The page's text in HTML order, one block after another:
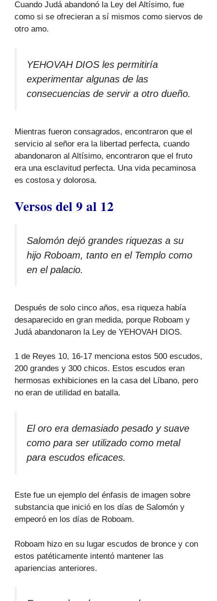
Cuando Judá abandonó la Ley del Altísimo, fue
como si se ofrecieran a sí mismos como siervos de
otro amo.
YEHOVAH DIOS les permitiría
experimentar algunas de las
consecuencias de servir a otro dueño.
Mientras fueron consagrados, encontraron que el
servicio al señor era la libertad perfecta, cuando
abandonaron al Altísimo, encontraron que el fruto
era una esclavitud perfecta. Una vida pecaminosa
es costosa y dolorosa.
Versos del 9 al 12
Salomón dejó grandes riquezas a su
hijo Roboam, tanto en el Templo como
en el palacio.
Después de solo cinco años, esa riqueza había
desaparecido en gran medida, porque Roboam y
Judá abandonaron la Ley de YEHOVAH DIOS.
1 de Reyes 10, 16-17 menciona estos 500 escudos,
200 grandes y 300 chicos. Estos escudos eran
hermosas exhibiciones en la casa del Líbano, pero
no eran de utilidad en batalla.
El oro era demasiado pesado y suave
como para ser utilizado como metal
para escudos eficaces.
Este fue un ejemplo del énfasis de imagen sobre
substancia que inició en los días de Salomón y
empeoró en los días de Roboam.
Roboam hizo en su lugar escudos de bronce y con
estos patéticamente intentó mantener las
apariencias anteriores.